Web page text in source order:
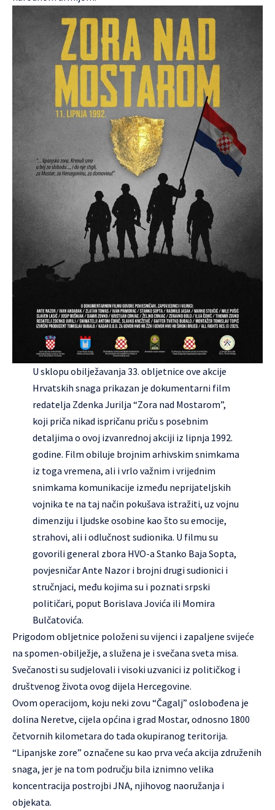
U sklopu obilježavanja 33. obljetnice ove akcije
Hrvatskih snaga prikazan je dokumentarni film
redatelja Zdenka Jurilja “Zora nad Mostarom”,
koji priča nikad ispričanu priču s posebnim
detaljima o ovoj izvanrednoj akciji iz lipnja 1992.
godine. Film obiluje brojnim arhivskim snimkama
iz toga vremena, ali i vrlo važnim i vrijednim
snimkama komunikacije između neprijateljskih
vojnika te na taj način pokušava istražiti, uz vojnu
dimenziju i ljudske osobine kao što su emocije,
strahovi, ali i odlučnost sudionika. U filmu su
govorili general zbora HVO-a Stanko Baja Sopta,
povjesničar Ante Nazor i brojni drugi sudionici i
stručnjaci, među kojima su i poznati srpski
političari, poput Borislava Jovića ili Momira
Bulčatovića.
Prigodom obljetnice položeni su vijenci i zapaljene svijeće
na spomen-obilježje, a služena je i svečana sveta misa.
Svečanosti su sudjelovali i visoki uzvanici iz političkog i
društvenog života ovog dijela Hercegovine.
Ovom operacijom, koju neki zovu “Čagalj” oslobođena je
dolina Neretve, cijela općina i grad Mostar, odnosno 1800
četvornih kilometara do tada okupiranog teritorija.
“Lipanjske zore” označene su kao prva veća akcija združenih
snaga, jer je na tom području bila iznimno velika
koncentracija postrojbi JNA, njihovog naoružanja i
objekata.